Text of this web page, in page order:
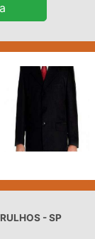
- SP